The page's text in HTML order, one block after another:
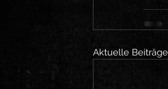
Aktuelle Beiträge